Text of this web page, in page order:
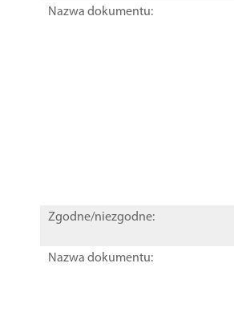
Nazwa dokumentu:
Zgodne/niezgodne:
Nazwa dokumentu: